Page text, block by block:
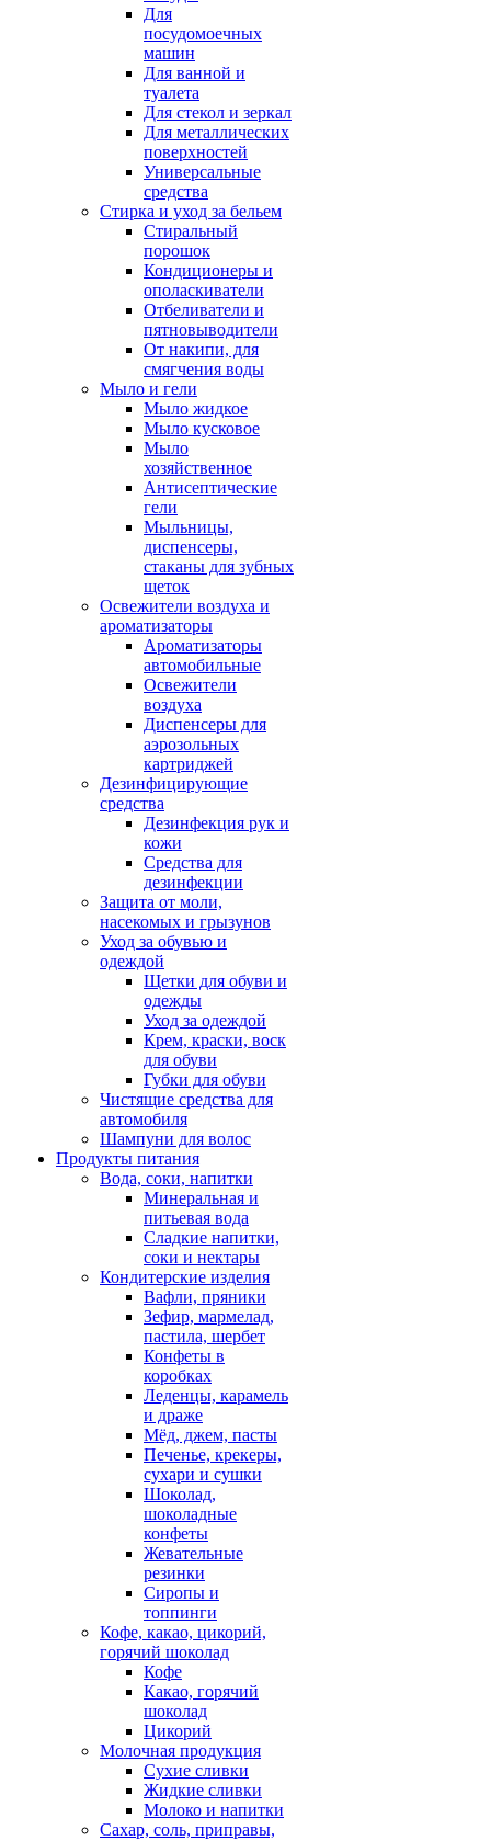
Для
посудомоечных
машин
Для ванной и
туалета
Для стекол и зеркал
Для металлических
поверхностей
Универсальные
средства
Стирка и уход за бельем
Стиральный
порошок
Кондиционеры и
ополаскиватели
Отбеливатели и
пятновыводители
От накипи, для
смягчения воды
Мыло и гели
Мыло жидкое
Мыло кусковое
Мыло
хозяйственное
Антисептические
гели
Мыльницы,
диспенсеры,
стаканы для зубных
щеток
Освежители воздуха и
ароматизаторы
Ароматизаторы
автомобильные
Освежители
воздуха
Диспенсеры для
аэрозольных
картриджей
Дезинфицирующие
средства
Дезинфекция рук и
кожи
Средства для
дезинфекции
Защита от моли,
насекомых и грызунов
Уход за обувью и
одеждой
Щетки для обуви и
одежды
Уход за одеждой
Крем, краски, воск
для обуви
Губки для обуви
Чистящие средства для
автомобиля
Шампуни для волос
Продукты питания
Вода, соки, напитки
Минеральная и
питьевая вода
Сладкие напитки,
соки и нектары
Кондитерские изделия
Вафли, пряники
Зефир, мармелад,
пастила, шербет
Конфеты в
коробках
Леденцы, карамель
и драже
Мёд, джем, пасты
Печенье, крекеры,
сухари и сушки
Шоколад,
шоколадные
конфеты
Жевательные
резинки
Сиропы и
топпинги
Кофе, какао, цикорий,
горячий шоколад
Кофе
Какао, горячий
шоколад
Цикорий
Молочная продукция
Сухие сливки
Жидкие сливки
Молоко и напитки
Сахар, соль, приправы,